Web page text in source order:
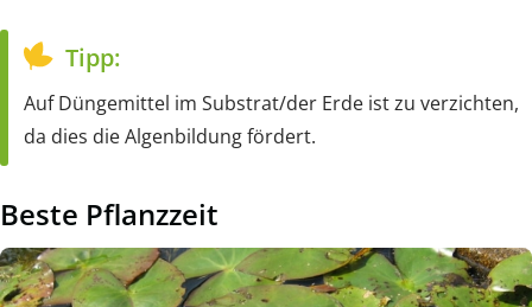
Tipp:
Auf Düngemittel im Substrat/der Erde ist zu verzichten,
da dies die Algenbildung fördert.
Beste Pflanzzeit